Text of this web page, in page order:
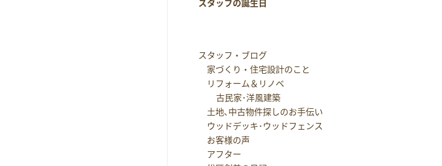
スタッフの誕生日
スタッフ・ブログ
家づくり・住宅設計のこと
リフォーム＆リノベ
古民家･洋風建築
土地､中古物件探しのお手伝い
ウッドデッキ･ウッドフェンス
お客様の声
アフター